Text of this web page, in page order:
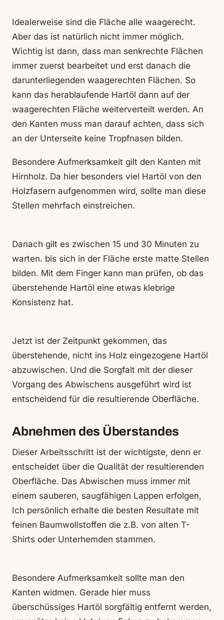
Idealerweise sind die Fläche alle waagerecht.
Aber das ist natürlich nicht immer möglich.
Wichtig ist dann, dass man senkrechte Flächen
immer zuerst bearbeitet und erst danach die
darunterliegenden waagerechten Flächen. So
kann das herablaufende Hartöl dann auf der
waagerechten Fläche weiterverteilt werden. An
den Kanten muss man darauf achten, dass sich
an der Unterseite keine Tropfnasen bilden.
Besondere Aufmerksamkeit gilt den Kanten mit
Hirnholz. Da hier besonders viel Hartöl von den
Holzfasern aufgenommen wird, sollte man diese
Stellen mehrfach einstreichen.
Danach gilt es zwischen 15 und 30 Minuten zu
warten. bis sich in der Fläche erste matte Stellen
bilden. Mit dem Finger kann man prüfen, ob das
überstehende Hartöl eine etwas klebrige
Konsistenz hat.
Jetzt ist der Zeitpunkt gekommen, das
überstehende, nicht ins Holz eingezogene Hartöl
abzuwischen. Und die Sorgfalt mit der dieser
Vorgang des Abwischens ausgeführt wird ist
entscheidend für die resultierende Oberfläche.
Abnehmen des Überstandes
Dieser Arbeitsschritt ist der wichtigste, denn er
entscheidet über die Qualität der resultierenden
Oberfläche. Das Abwischen muss immer mit
einem sauberen, saugfähigen Lappen erfolgen,
Ich persönlich erhalte die besten Resultate mit
feinen Baumwollstoffen die z.B. von alten T-
Shirts oder Unterhemden stammen.
Besondere Aufmerksamkeit sollte man den
Kanten widmen. Gerade hier muss
überschüssiges Hartöl sorgfältig entfernt werden,